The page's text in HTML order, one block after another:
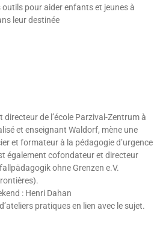
pour aider enfants et jeunes à
leur destinée
de l’école Parzival-Zentrum à
et enseignant Waldorf, mène une
et formateur à la pédagogie d’urgence
également cofondateur et directeur
ohne Grenzen e.V.
: Henri Dahan
pratiques en lien avec le sujet.